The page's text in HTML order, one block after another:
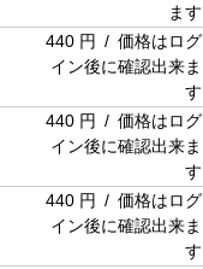
ます
440 円 / 価格はログ
イン後に確認出来ま
す
440 円 / 価格はログ
イン後に確認出来ま
す
440 円 / 価格はログ
イン後に確認出来ま
す